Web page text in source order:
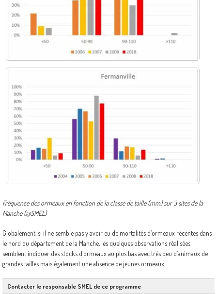
Fréquence des ormeaux en fonction de la classe de taille (mm) sur 3 sites de la
Manche (@SMEL)
Globalement, si il ne semble pas y avoir eu de mortalités d’ormeaux récentes dans
le nord du département de la Manche, les quelques observations réalisées
semblent indiquer des stocks d’ormeaux au plus bas avec très peu d’animaux de
grandes tailles mais également une absence de jeunes ormeaux.
Contacter le responsable SMEL de ce programme